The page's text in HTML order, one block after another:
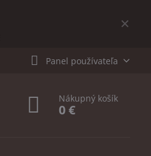
✕
Panel používateľa
Nákupný košík
0 €